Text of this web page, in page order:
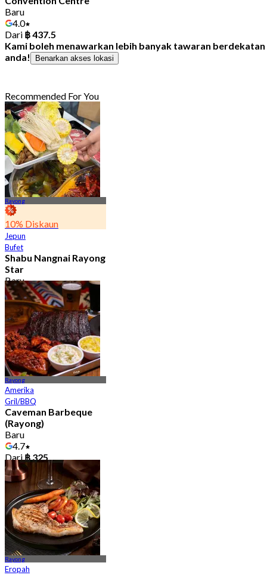
Baru
4.0
Dari ฿ 437.5
Kami boleh menawarkan lebih banyak tawaran berdekatan
anda!
Benarkan akses lokasi
Recommended For You
Rayong
10% Diskaun
Jepun
Bufet
Shabu Nangnai Rayong
Star
Baru
5.0
Dari฿ 299
Rayong
Amerika
Gril/BBQ
Caveman Barbeque
(Rayong)
Baru
4.7
Dari฿ 325
Rayong
Eropah